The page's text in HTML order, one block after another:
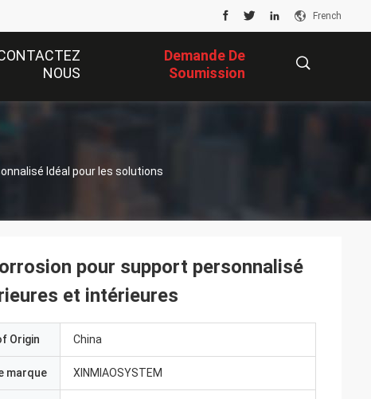
French
NOUS
Demande De
Soumission
Idéal pour les solutions
pour support personnalisé
et intérieures
Origin China
marque XINMIAOSYSTEM